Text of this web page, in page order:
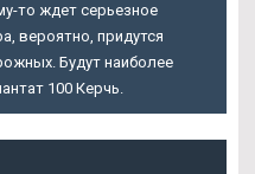
то ждет серьезное
вероятно, придутся
Будут наиболее
100 Керчь.